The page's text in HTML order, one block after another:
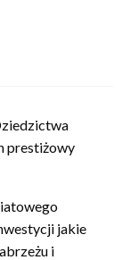
prestiżowy
jakie
i